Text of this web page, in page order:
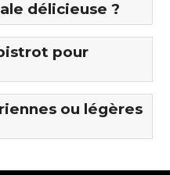
délicieuse ?
pour
ou légères